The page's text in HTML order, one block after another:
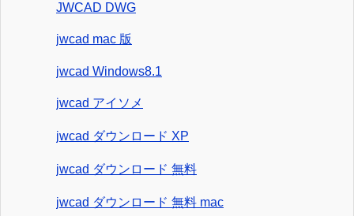
JWCAD DWG
jwcad mac 版
jwcad Windows8.1
jwcad アイソメ
jwcad ダウンロード XP
jwcad ダウンロード 無料
jwcad ダウンロード 無料 mac